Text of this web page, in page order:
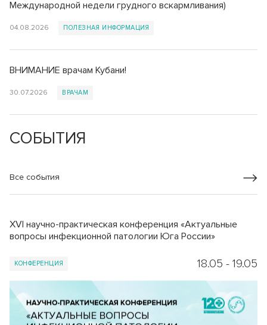
Международной недели грудного вскармливания)
04.08.2026 ПОЛЕЗНАЯ ИНФОРМАЦИЯ
ВНИМАНИЕ врачам Кубани!
30.07.2026 ВРАЧАМ
СОБЫТИЯ
Все события
XVI научно-практическая конференция «Актуальные
вопросы инфекционной патологии Юга России»
КОНФЕРЕНЦИЯ 18.05 - 19.05